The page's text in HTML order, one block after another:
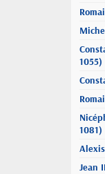
1055)
1081)
Jean